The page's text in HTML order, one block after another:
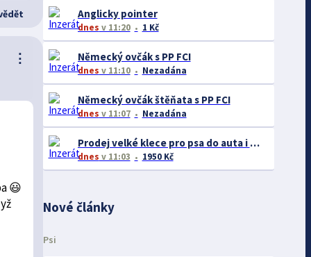
⋮
😃
Anglicky pointer
dnes v 11:20 1 Kč
Německý ovčák s PP FCI
dnes v 11:10 Nezadána
Německý ovčák štěňata s PP FCI
dnes v 11:07 Nezadána
Prodej velké klece pro psa do auta i domů
dnes v 11:03 1950 Kč
Nové články
Psi